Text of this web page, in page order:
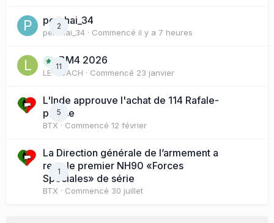
2
perchai_34
perchai_34 · Commencé il y a 7 heures
11BM4 2026
LE COACH · Commencé 23 janvier
5
L'Inde approuve l'achat de 114 Rafale-
presse
BTX · Commencé 12 février
1
La Direction générale de l’armement a
reçu le premier NH90 «Forces
Spéciales» de série
BTX · Commencé 30 juillet